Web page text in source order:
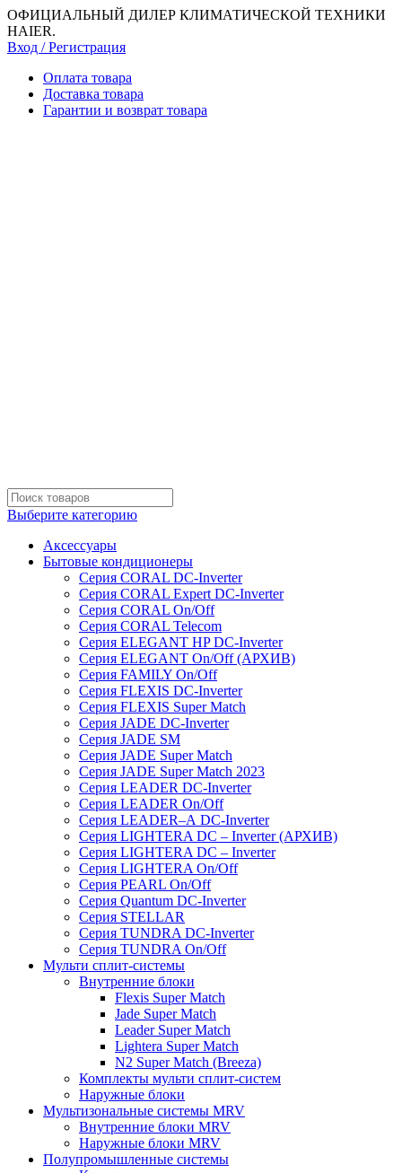
ОФИЦИАЛЬНЫЙ ДИЛЕР КЛИМАТИЧЕСКОЙ ТЕХНИКИ
HAIER.
Вход / Регистрация
Оплата товара
Доставка товара
Гарантии и возврат товара
Выберите категорию
Аксессуары
Бытовые кондиционеры
Серия CORAL DC-Inverter
Серия CORAL Expert DC-Inverter
Серия CORAL On/Off
Серия CORAL Telecom
Серия ELEGANT HP DC-Inverter
Серия ELEGANT On/Off (АРХИВ)
Серия FAMILY On/Off
Серия FLEXIS DC-Inverter
Серия FLEXIS Super Match
Серия JADE DC-Inverter
Серия JADE SM
Серия JADE Super Match
Серия JADE Super Match 2023
Серия LEADER DC-Inverter
Серия LEADER On/Off
Серия LEADER–А DC-Inverter
Серия LIGHTERA DC – Inverter (АРХИВ)
Серия LIGHTERA DC – Inverter
Серия LIGHTERA On/Off
Серия PEARL On/Off
Серия Quantum DC-Inverter
Серия STELLAR
Серия TUNDRA DC-Inverter
Серия TUNDRA On/Off
Мульти сплит-системы
Внутренние блоки
Flexis Super Match
Jade Super Match
Leader Super Match
Lightera Super Match
N2 Super Match (Breeza)
Комплекты мульти сплит-систем
Наружные блоки
Мультизональные системы MRV
Внутренние блоки MRV
Наружные блоки MRV
Полупромышленные системы